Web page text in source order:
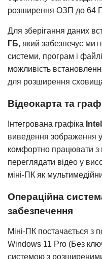
розширення ОЗП до 64
Для зберігання даних
ГБ, який забезпечує
системи, програм і
можливість
для розширення
Відеокарта та
Інтегрована графіка
виведення зображення у
комфортно працювати з
переглядати відео у
міні-ПК як
Операційна
забезпечення
Міні-ПК постачається з
Windows 11 Pro (Без
системою з